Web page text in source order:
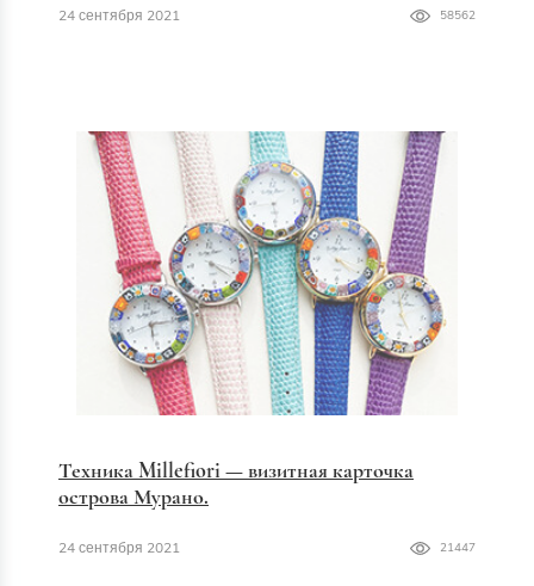
24 сентября 2021 58562
Техника Millefiori — визитная карточка
острова Мурано.
24 сентября 2021 21447